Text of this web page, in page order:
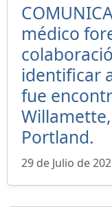
médico
identificar
fue
Portland.
29 de Julio de